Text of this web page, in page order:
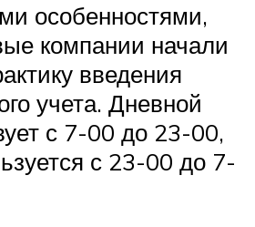
особенностями,
компании начали
введения
учета. Дневной
с 7-00 до 23-00,
с 23-00 до 7-